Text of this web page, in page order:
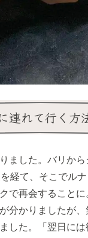
連れて行く方
ました。バリから
経て、そこでル
で再会すること
分かりましたが
した。「翌日には